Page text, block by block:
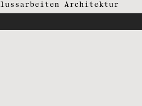
Architektur